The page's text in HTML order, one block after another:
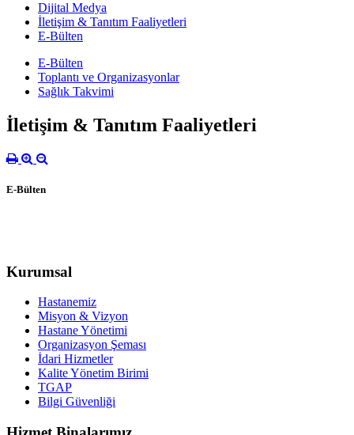
Dijital Medya
İletişim & Tanıtım Faaliyetleri
E-Bülten
E-Bülten
Toplantı ve Organizasyonlar
Sağlık Takvimi
İletişim & Tanıtım Faaliyetleri
E-Bülten
Kurumsal
Hastanemiz
Misyon & Vizyon
Hastane Yönetimi
Organizasyon Şeması
İdari Hizmetler
Kalite Yönetim Birimi
TGAP
Bilgi Güvenliği